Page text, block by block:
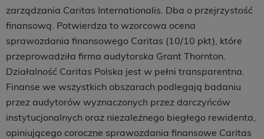
zarządzania Caritas Internationalis. Dba o przejrzystość
finansową. Potwierdza to wzorcowa ocena
sprawozdania finansowego Caritas (10/10 pkt), które
przeprowadziła firma audytorska Grant Thornton.
Działalność Caritas Polska jest w pełni transparentna.
Finanse we wszystkich obszarach podlegają badaniu
przez audytorów wyznaczonych przez darczyńców
instytucjonalnych oraz niezależnego biegłego rewidenta,
opiniującego coroczne sprawozdania finansowe Caritas